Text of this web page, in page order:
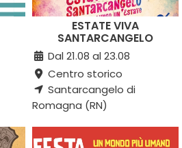
ESTATE VIVA
SANTARCANGELO
Dal 21.08 al 23.08
Centro storico
Santarcangelo di
Romagna (RN)